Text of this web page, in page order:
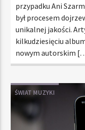
przypadku Ani
był procesem
unikalnej jakości.
kilkudziesięciu
nowym autorskim
ŚWIAT MUZYKI